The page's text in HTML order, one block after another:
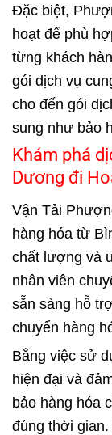
Đặc biệt,
hoạt để phù
từng khách
gói dịch vụ
cho đến gói
sung như bảo
Khám phá
Dương đi
Vận Tải
hàng hóa từ
chất lượng và
nhân viên
sẵn sàng hỗ
chuyển hàng
Bằng việc sử
hiện đại và
bảo hàng hóa
đúng thời